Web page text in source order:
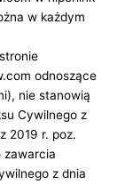
w każdym
odnoszące
nie stanowią
Cywilnego z
2019 r. poz.
zawarcia
z dnia